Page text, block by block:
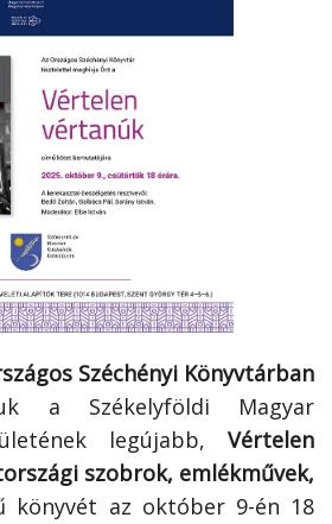
Széchényi Könyvtárban
a Székelyföldi Magyar
legújabb, Vértelen
szobrok, emlékművek,
könyvét az október 9-én 18